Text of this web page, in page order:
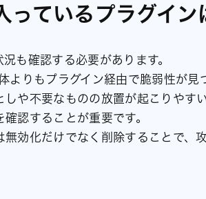
ているプラグイン
も確認する必要があります。
よりもプラグイン経由で脆弱性が
しや不要なものの放置が起こりやす
認することが重要です。
無効化だけでなく削除することで、